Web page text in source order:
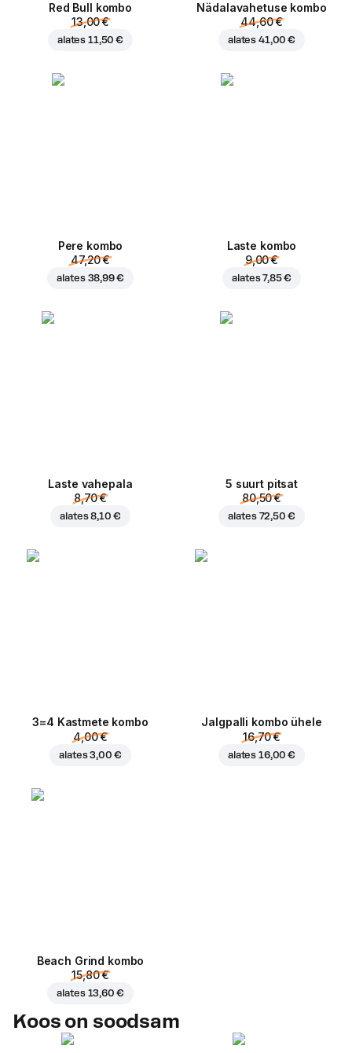
Red Bull kombo
13,00 €
alates 11,50 €
Nädalavahetuse kombo
44,60 €
alates 41,00 €
Pere kombo
47,20 €
alates 38,99 €
Laste kombo
9,00 €
alates7,85 €
Laste vahepala
8,70 €
alates8,10 €
5 suurt pitsat
80,50 €
alates 72,50 €
3=4 Kastmete kombo
4,00 €
alates3,00 €
Jalgpalli kombo ühele
16,70 €
alates 16,00 €
Beach Grind kombo
15,80 €
alates 13,60 €
Koos on soodsam